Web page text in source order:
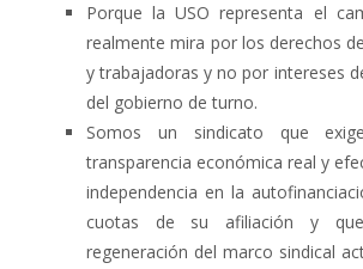
Porque la USO representa el
realmente mira por los derechos
y trabajadoras y no por intereses
del gobierno de turno.
Somos un sindicato que
transparencia económica real y
independencia en la
cuotas de su afiliación y
regeneración del marco sindical